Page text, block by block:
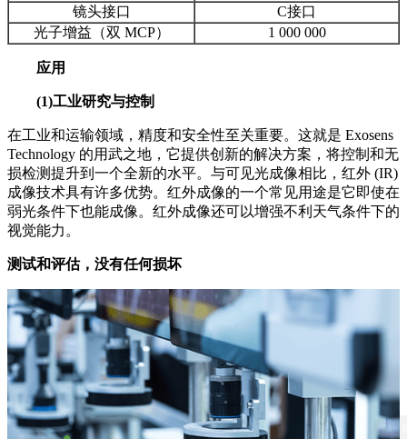
镜头接口
C接口
光子增益（双 MCP）
1 000 000
应用
(1)工业研究与控制
在工业和运输领域，精度和安全性至关重要。这就是 Exosens
Technology 的用武之地，它提供创新的解决方案，将控制和无
损检测提升到一个全新的水平。与可见光成像相比，红外 (IR)
成像技术具有许多优势。红外成像的一个常见用途是它即使在
弱光条件下也能成像。红外成像还可以增强不利天气条件下的
视觉能力。
测试和评估，没有任何损坏